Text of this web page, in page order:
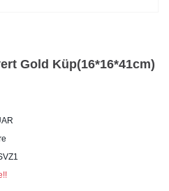
Gold Küp(16*16*41cm)